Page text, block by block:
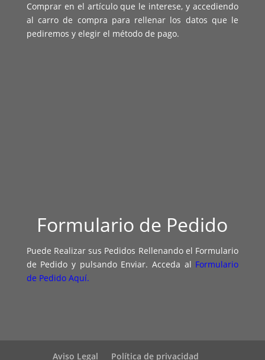
Comprar en el artículo que le interese, y accediendo
al carro de compra para rellenar los datos que le
pediremos y elegir el método de pago.
Formulario de Pedido
Puede Realizar sus Pedidos Rellenando el Formulario
de Pedido y pulsando Enviar. Acceda al Formulario
de Pedido Aquí.
Aviso Legal Política de privacidad